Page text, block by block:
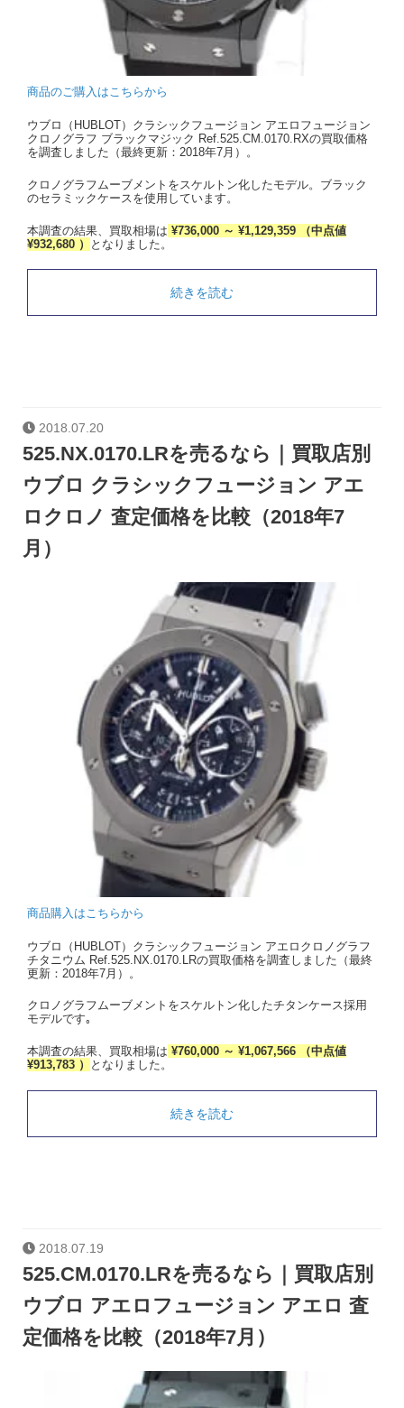
商品のご購入はこちらから
ウブロ（HUBLOT）クラシックフュージョン アエロフュージョン
クロノグラフ ブラックマジック Ref.525.CM.0170.RXの買取価格
を調査しました（最終更新：2018年7月）。
クロノグラフムーブメントをスケルトン化したモデル。ブラック
のセラミックケースを使用しています。
本調査の結果、買取相場は ¥736,000 ～ ¥1,129,359 （中点値
¥932,680 ）
となりました。
続きを読む
2018.07.20
525.NX.0170.LRを売るなら｜買取店別
ウブロ クラシックフュージョン アエ
ロクロノ 査定価格を比較（2018年7
月）
商品購入はこちらから
ウブロ（HUBLOT）クラシックフュージョン アエロクロノグラフ
チタニウム Ref.525.NX.0170.LRの買取価格を調査しました（最終
更新：2018年7月）。
クロノグラフムーブメントをスケルトン化したチタンケース採用
モデルです｡
本調査の結果、買取相場は ¥760,000 ～ ¥1,067,566 （中点値
¥913,783 ）
となりました。
続きを読む
2018.07.19
525.CM.0170.LRを売るなら｜買取店別
ウブロ アエロフュージョン アエロ 査
定価格を比較（2018年7月）